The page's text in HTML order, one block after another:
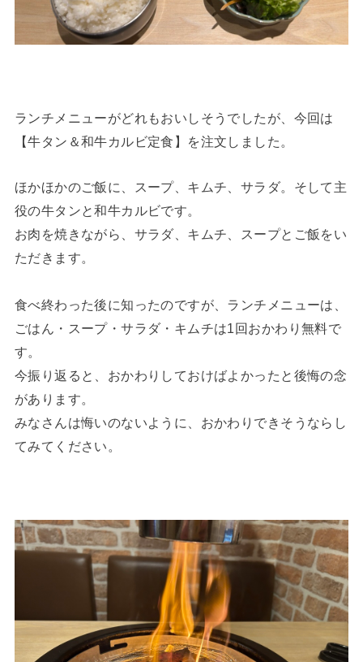
ランチメニューがどれもおいしそうでしたが、今回は
【牛タン＆和牛カルビ定食】を注文しました。
ほかほかのご飯に、スープ、キムチ、サラダ。そして主
役の牛タンと和牛カルビです。
お肉を焼きながら、サラダ、キムチ、スープとご飯をい
ただきます。
食べ終わった後に知ったのですが、ランチメニューは、
ごはん・スープ・サラダ・キムチは1回おかわり無料で
す。
今振り返ると、おかわりしておけばよかったと後悔の念
があります。
みなさんは悔いのないように、おかわりできそうならし
てみてください。